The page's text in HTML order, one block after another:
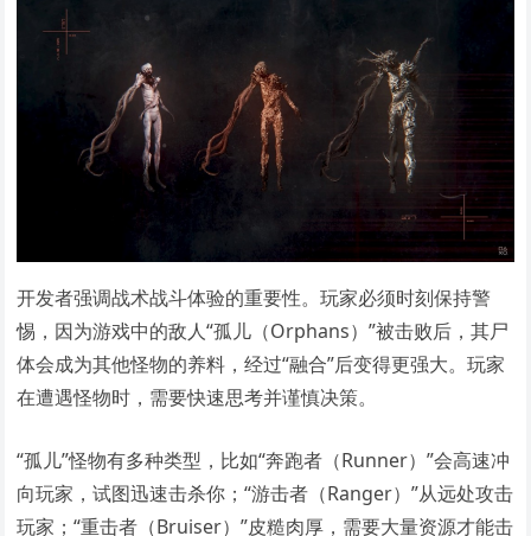
开发者强调战术战斗体验的重要性。玩家必须时刻保持警
惕，因为游戏中的敌人“孤儿（Orphans）”被击败后，其尸
体会成为其他怪物的养料，经过“融合”后变得更强大。玩家
在遭遇怪物时，需要快速思考并谨慎决策。
“孤儿”怪物有多种类型，比如“奔跑者（Runner）”会高速冲
向玩家，试图迅速击杀你；“游击者（Ranger）”从远处攻击
玩家；“重击者（Bruiser）”皮糙肉厚，需要大量资源才能击